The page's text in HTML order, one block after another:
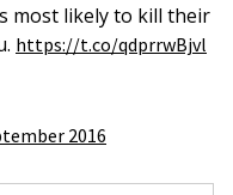
most likely to kill their
https://t.co/qdprrwBjvl
2016